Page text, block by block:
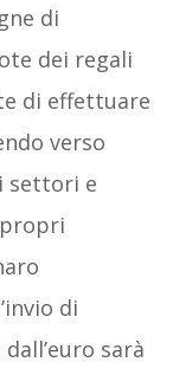
di
dei regali
di effettuare
verso
settori e
di
sarà